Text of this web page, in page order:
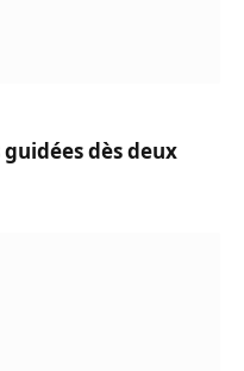
dès deux